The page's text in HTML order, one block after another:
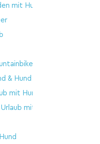
mit Hund
& Hund
mit Hund
mit Hund